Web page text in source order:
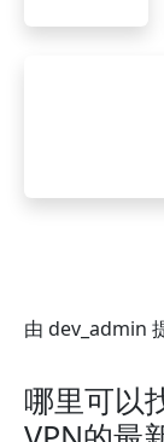
由 dev_admin
哪里可以